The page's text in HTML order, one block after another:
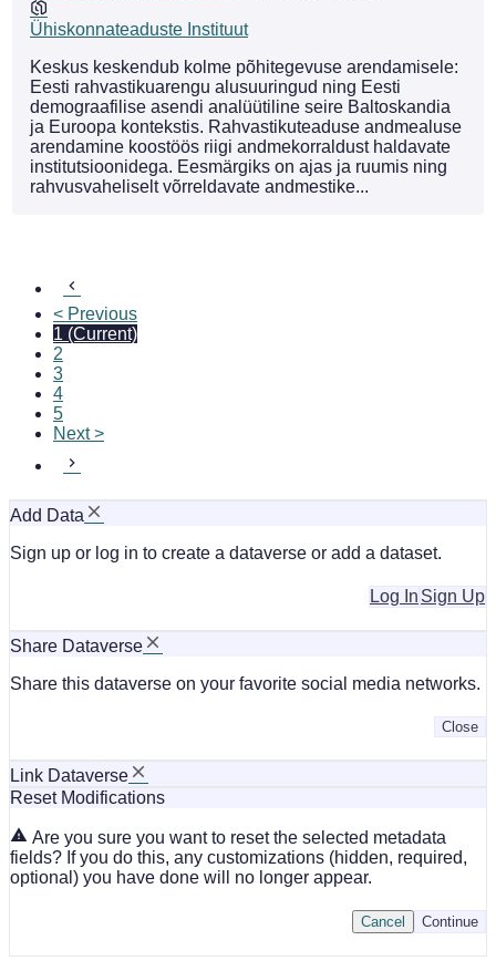
Ühiskonnateaduste Instituut
Keskus keskendub kolme põhitegevuse arendamisele:
Eesti rahvastikuarengu alusuuringud ning Eesti
demograafilise asendi analüütiline seire Baltoskandia
ja Euroopa kontekstis. Rahvastikuteaduse andmealuse
arendamine koostöös riigi andmekorraldust haldavate
institutsioonidega. Eesmärgiks on ajas ja ruumis ning
rahvusvaheliselt võrreldavate andmestike...
< Previous
1 (Current)
2
3
4
5
Next >
Add Data
Sign up or log in to create a dataverse or add a dataset.
Sign Up
Log In
Share Dataverse
Share this dataverse on your favorite social media networks.
Close
Link Dataverse
Reset Modifications
Are you sure you want to reset the selected metadata
fields? If you do this, any customizations (hidden, required,
optional) you have done will no longer appear.
Continue
Cancel